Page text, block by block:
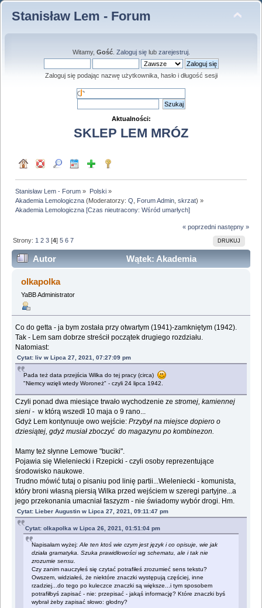
Stanisław Lem - Forum
Witamy, Gość. Zaloguj sięlub zarejestruj.
Zaloguj się podając nazwę użytkownika, hasło i długość sesji
Aktualności:
SKLEP LEM MRÓZ
Stanisław Lem - Forum » Polski»
Akademia Lemologiczna (Moderatorzy:Q Forum Admin ,skrzat) »
Akademia Lemologiczna [Czas nieutracony: Wśród umarłych]
« poprzedni następny »
DRUKUJ
Strony: 1 2 3 [4]5 6 7
Autor
Wątek: Akademia
Lemologiczna [Czas nieutracony: Wśród umarłych]
(Przeczytany 271101 razy)
olkapolka
YaBB Administrator
Co do getta - ja bym została przy otwartym (1941)-zamkniętym (1942).
Tak - Lem sam dobrze streścił początek drugiego rozdziału.
Natomiast:
Cytat: liv w Lipca 27, 2021, 07:27:09 pm
Pada też data przejścia Wilka do tej pracy (circa)
"Niemcy wzięli wtedy Woroneż" - czyli 24 lipca 1942.
Czyli ponad dwa miesiące trwało wychodzenie zestromej, kamiennej
sieni- w którą wszedł 10 maja o 9 rano...
Gdyż Lem kontynuuje owo wejście: Przybył na miejsce dopiero o
dziesiątej, gdyż musiał zboczyć do magazynu po kombinezon.
Mamy też słynne Lemowe "buciki".
Pojawia się Wieleniecki i Rzepicki - czyli osoby reprezentujące
środowisko naukowe.
Trudno mówić tutaj o pisaniu pod linię partii...Wieleniecki - komunista,
który broni własną piersią Wilka przed wejściem w szeregi partyjne...a
jego przekonania umacniał faszyzm - nie świadomy wybór drogi. Hm.
Cytat: Lieber Augustin w Lipca 27, 2021, 09:11:47 pm
Cytat: olkapolka w Lipca 26, 2021, 01:51:04 pm
Napisałam wyżej:Ale ten ktoś wie czym jest język i co opisuje, wie jak
działa gramatyka. Szuka prawidłowości wg schematu, ale i tak nie
zrozumie sensu.
Czy zanim nauczyłeś się czytać potrafiłeś zrozumieć sens tekstu?
Owszem, widziałeś, że niektóre znaczki występują częściej, inne
rzadziej...do tego po kuleczce znaczki są większe...i tym sposobem
potrafiłbyś zapisać - nie: przepisać - jakąś informację? Które znaczki byś
wybrał żeby zapisać słowo: głodny?